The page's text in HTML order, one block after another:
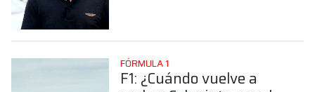
FÓRMULA 1
F1: ¿Cuándo vuelve a